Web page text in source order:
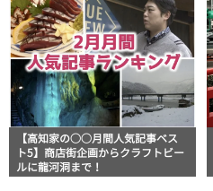
【高知家の○○月間人気記事ベス
ト5】商店街企画からクラフトビー
ルに龍河洞まで！